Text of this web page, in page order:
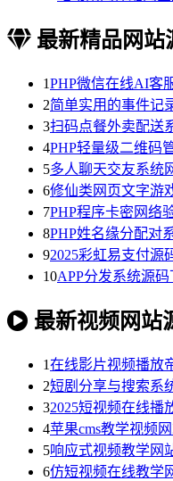
最新精品网站
1PHP微信在线AI客
2简单实用的事件记
3扫码点餐外卖配送
4PHP轻量级二维码
5多人聊天交友系统
6修仙类网页文字游
7PHP程序卡密网络
8PHP姓名缘分配对
92025彩虹易支付源
10APP分发系统源
最新视频网站
1在线影片视频播放
2短剧分享与搜索系
32025短视频在线播
4苹果cms教学视频
5响应式视频教学网
6仿短视频在线教学